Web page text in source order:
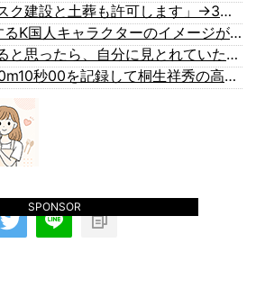
SPONSOR
【炎上】藤沢市「モスク建設と土葬も許可します」→3万人の反対署名も却下
K国人「海外が想像するK国人キャラクターのイメージがこちら・・・」
「猫が車を凝視してると思ったら、自分に見とれていた…」（動画）
16歳の清水空跳が100m10秒00を記録して桐生祥秀の高校記録を更新、海外陸上競技ファンも大衝撃（海外の反応）